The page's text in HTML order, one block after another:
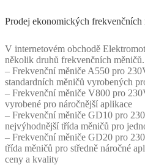
Prodej ekonomických
V internetovém obchodě
několik druhů frekvenčních
– Frekvenční měniče A550 pro
standardních měničů vyrobených
– Frekvenční měniče V800 pro
vyrobené pro náročnější aplikace
– Frekvenční měniče GD10 pro
nejvýhodnější třída měničů pro
– Frekvenční měniče GD20 pro
třída měničů pro středně náročné
ceny a kvality